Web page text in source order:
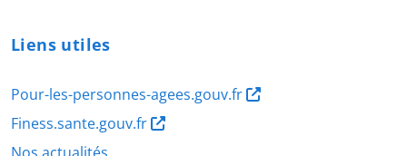
Liens utiles
Pour-les-personnes-agees.gouv.fr
Finess.sante.gouv.fr